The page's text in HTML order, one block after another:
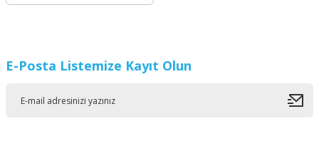
E-Posta Listemize Kayıt Olun